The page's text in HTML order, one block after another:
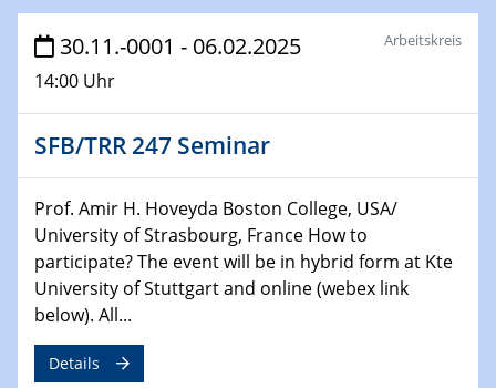
06.02.2025
Sfb-trr247-all Seminar
CataLysis Joint Colloquium)
10.02.2025 - 11.02.2025
11.02.2025
SFB/TRR 270 Kolloquium
11.02.2025
Social Hour
CENIDE / ZBT / IW
30.11.-0001 - 06.02.2025
14:00 Uhr
Arbeitskreis
SFB/TRR 247 Seminar
Prof. Amir H. Hoveyda Boston College, USA/
University of Strasbourg, France How to
participate? The event will be in hybrid form at Kte
University of Stuttgart and online (webex link
below). All...
Details